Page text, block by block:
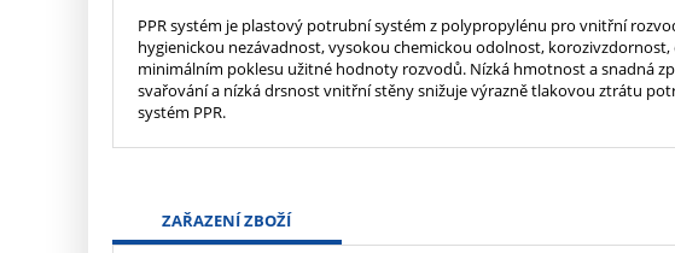
PPR systém je plastový potrubní systém z polypropylénu pro vnitřní
hygienickou nezávadnost, vysokou chemickou odolnost,
minimálním poklesu užitné hodnoty rozvodů. Nízká hmotnost a snadná
svařování a nízká drsnost vnitřní stěny snižuje výrazně tlakovou ztrátu
systém PPR.
ZAŘAZENÍ ZBOŽÍ